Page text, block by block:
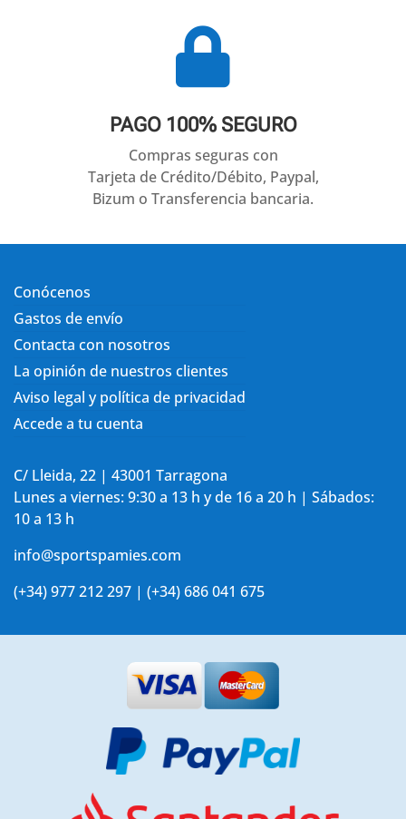

PAGO 100% SEGURO
Compras seguras con
Tarjeta de Crédito/Débito, Paypal,
Bizum o Transferencia bancaria.
Conócenos
Gastos de envío
Contacta con nosotros
La opinión de nuestros clientes
Aviso legal y política de privacidad
Accede a tu cuenta
C/ Lleida, 22 | 43001 Tarragona
Lunes a viernes: 9:30 a 13 h y de 16 a 20 h | Sábados:
10 a 13 h
info@sportspamies.com
(+34) 977 212 297 | (+34) 686 041 675